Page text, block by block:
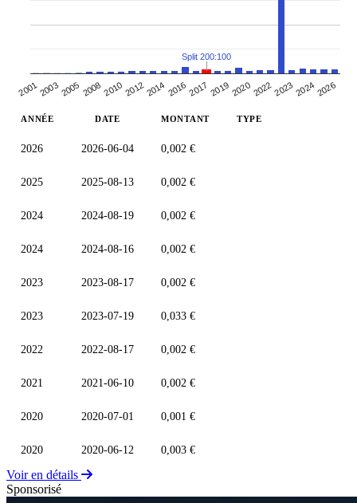
200120032005 2008201020122014 20162017 201920202022202320242026
Split 200:100
ANNÉE DATE MONTANT TYPE
2026 2026-06-04 0,002 €
2025 2025-08-13 0,002 €
2024 2024-08-19 0,002 €
2024 2024-08-16 0,002 €
2023 2023-08-17 0,002 €
2023 2023-07-19 0,033 €
2022 2022-08-17 0,002 €
2021 2021-06-10 0,002 €
2020 2020-07-01 0,001 €
2020 2020-06-12 0,003 €
Voir en détails
Sponsorisé